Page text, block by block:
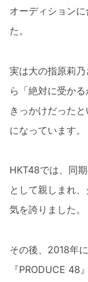
オーディション
た。
実は大の指原莉
ら「絶対に受か
きっかけだった
になっています。
HKT48では、同
として親しまれ
気を誇りました。
その後、2018年
『PRODUCE 48